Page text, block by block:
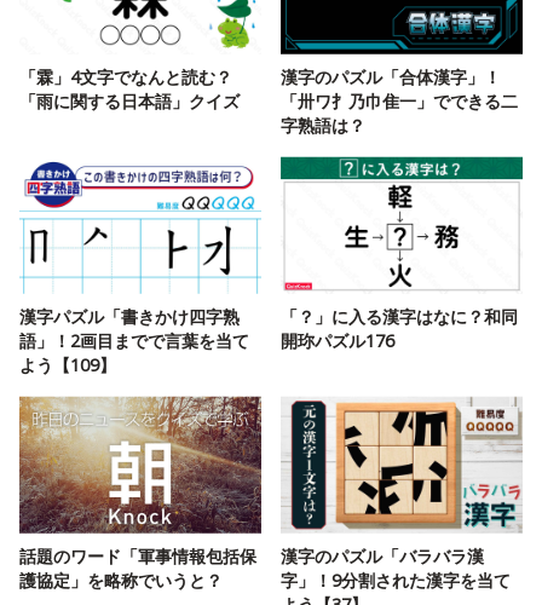
「霖」4文字でなんと読む？
「雨に関する日本語」クイズ
漢字のパズル「合体漢字」！
「卅ワ扌乃巾隹一」でできる二
字熟語は？
漢字パズル「書きかけ四字熟
語」！2画目までで言葉を当て
よう【109】
「？」に入る漢字はなに？和同
開珎パズル176
話題のワード「軍事情報包括保
護協定」を略称でいうと？
漢字のパズル「バラバラ漢
字」！9分割された漢字を当て